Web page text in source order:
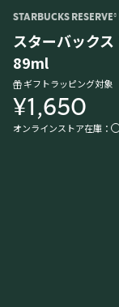
STARBUCKS
スターバック
89ml
ギフトラッピング対象
¥1,650
オンラインストア在庫：